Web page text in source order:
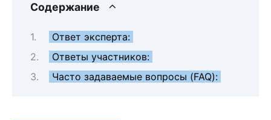
Содержание
Ответ эксперта:
Ответы участников:
Часто задаваемые вопросы (FAQ):